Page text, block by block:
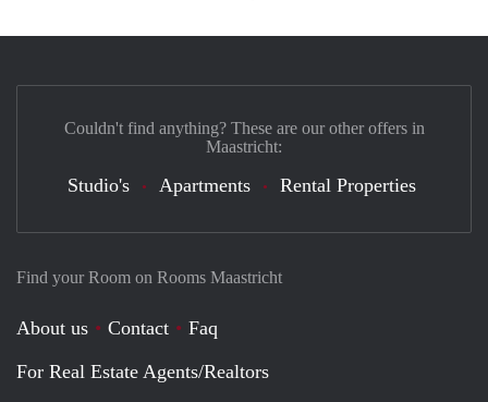
Find your Room on Rooms Maastricht
About us Contact
Faq
For Real Estate Agents/Realtors
Couldn't find anything? These are our other offers in
Maastricht:
Studio's Apartments Rental Properties